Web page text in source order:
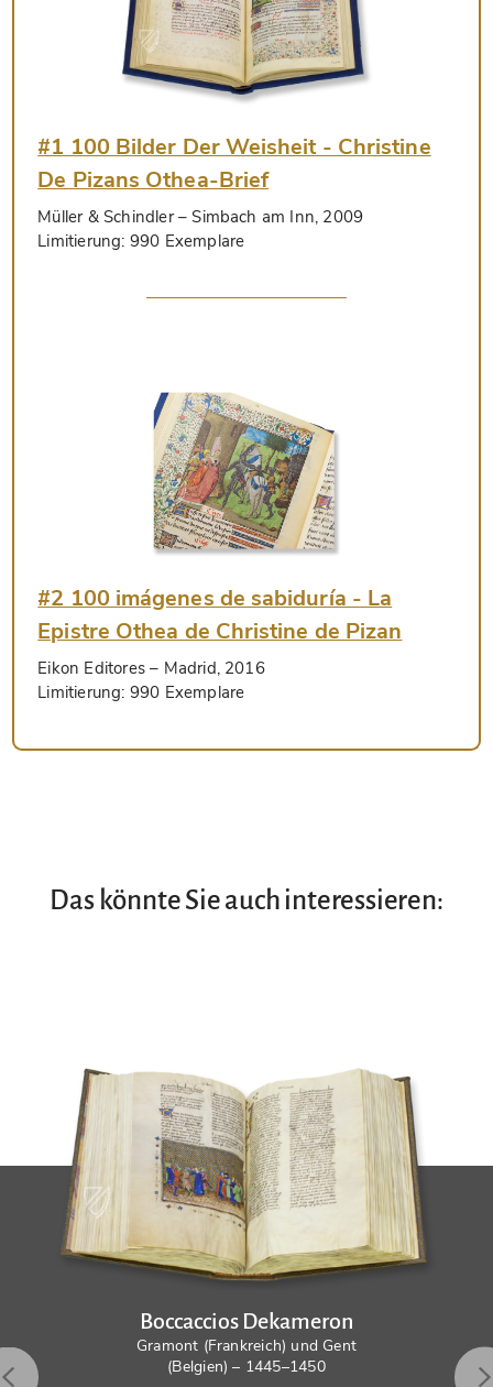
#1 100 Bilder Der Weisheit - Christine
De Pizans Othea-Brief
Müller & Schindler– Simbach am Inn, 2009
Limitierung: 990 Exemplare
#2 100 imágenes de sabiduría - La
Epistre Othea de Christine de Pizan
Eikon Editores– Madrid, 2016
Limitierung: 990 Exemplare
Das könnte Sie auch interessieren:
Boccaccios Dekameron
Gramont (Frankreich) und Gent
(Belgien) – 1445–1450